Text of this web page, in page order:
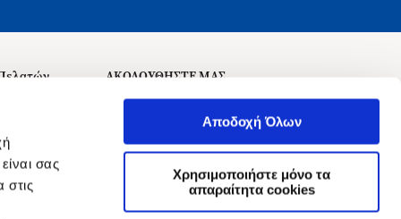
σας
στις
Αποδοχή Όλων
Χρησιμοποιήστε μόνο τα
απαραίτητα cookies
ΑΚΟΛΟΥΘΗΣΤΕ ΜΑΣ